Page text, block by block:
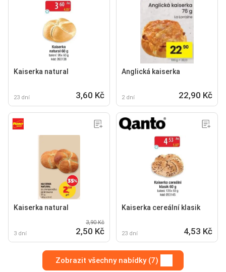
Kaiserka natural
23 dní 3,60 Kč
Anglická kaiserka
2 dní 22,90 Kč
Kaiserka natural
3 dní
3,90 Kč
2,50 Kč
Kaiserka cereální klasik
23 dní 4,53 Kč
Zobrazit všechny nabídky (7)